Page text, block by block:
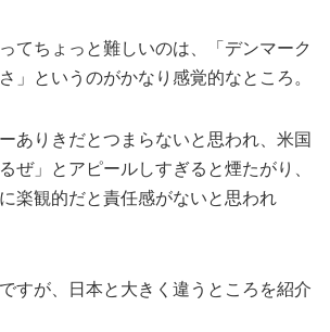
てちょっと難しいのは、「デンマーク
」というのがかなり感覚的なところ。
ありきだとつまらないと思われ、米国
ぜ」とアピールしすぎると煙たがり、
楽観的だと責任感がないと思われ
すが、日本と大きく違うところを紹介